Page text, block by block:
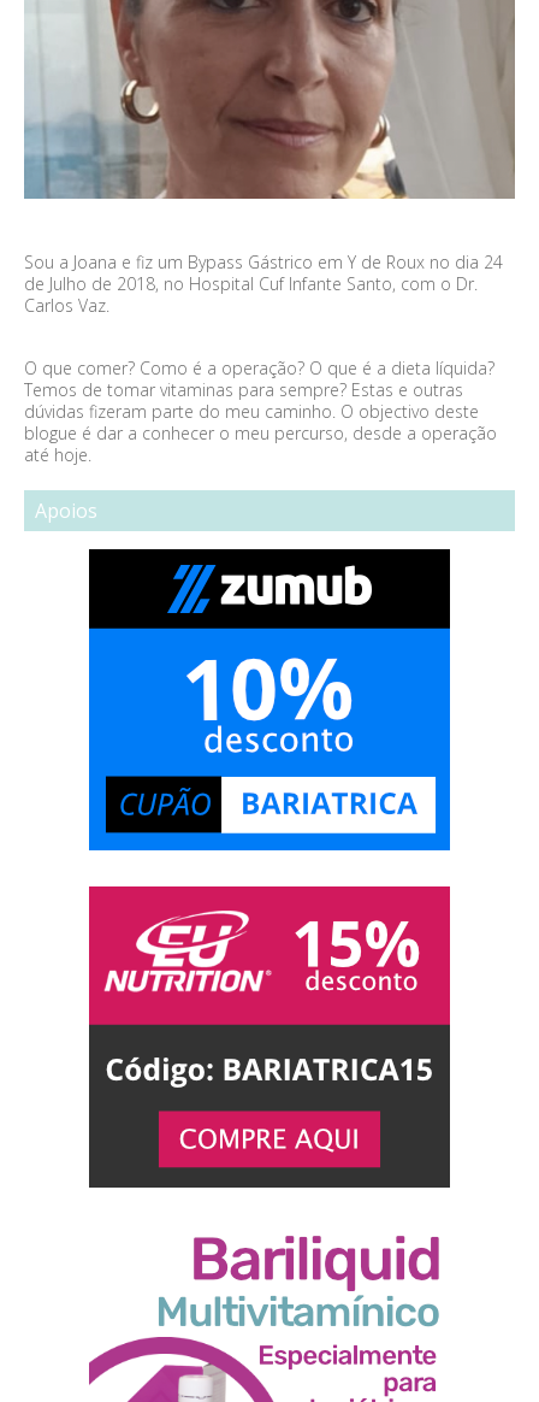
Sou a Joana e fiz um Bypass Gástrico em Y de Roux no dia 24
de Julho de 2018, no Hospital Cuf Infante Santo, com o Dr.
Carlos Vaz.
O que comer? Como é a operação? O que é a dieta líquida?
Temos de tomar vitaminas para sempre? Estas e outras
dúvidas fizeram parte do meu caminho. O objectivo deste
blogue é dar a conhecer o meu percurso, desde a operação
até hoje.
Apoios